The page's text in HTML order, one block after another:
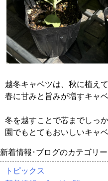
越冬キャベツは、秋に植え
春に甘みと旨みが増すキャベ
冬を越すことで芯までしっ
園でもとてもおいしいキャ
新着情報･ブログのカテゴリー
トピックス